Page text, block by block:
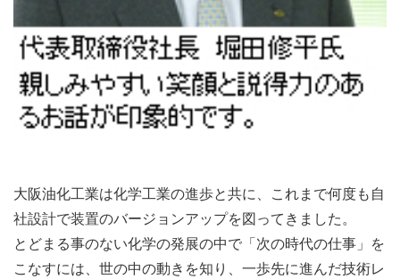
大阪油化工業は化学工業の進歩と共に、これまで何度も自
社設計で装置のバージョンアップを図ってきました。
とどまる事のない化学の発展の中で「次の時代の仕事」を
こなすには、世の中の動きを知り、一歩先に進んだ技術レ